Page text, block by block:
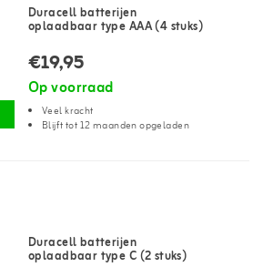
Duracell batterijen
oplaadbaar type AAA (4 stuks)
€19,95
Op voorraad
Veel kracht
Blijft tot 12 maanden opgeladen
Duracell batterijen
oplaadbaar type C (2 stuks)